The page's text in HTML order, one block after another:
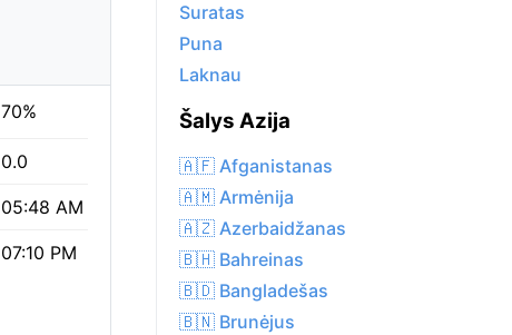
70%
0.0
05:48 AM
07:10 PM
Suratas
Puna
Laknau
Šalys Azija
🇦🇫 Afganistanas
🇦🇲 Armėnija
🇦🇿 Azerbaidžanas
🇧🇭 Bahreinas
🇧🇩 Bangladešas
🇧🇳 Brunėjus